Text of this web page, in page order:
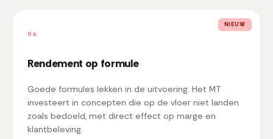
NIEUW
04
Rendement op formule
Goede formules lekken in de uitvoering. Het MT
investeert in concepten die op de vloer niet landen
zoals bedoeld, met direct effect op marge en
klantbeleving.